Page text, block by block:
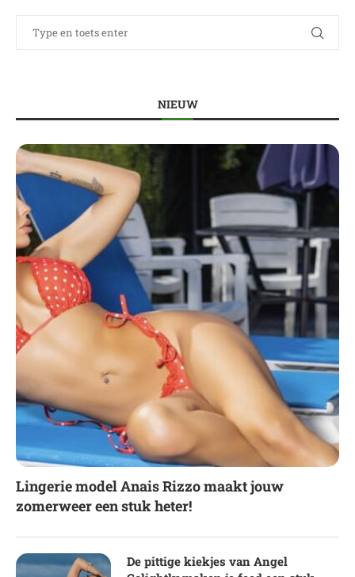
NIEUW
Lingerie model Anais Rizzo maakt jouw
zomerweer een stuk heter!
De pittige kiekjes van Angel